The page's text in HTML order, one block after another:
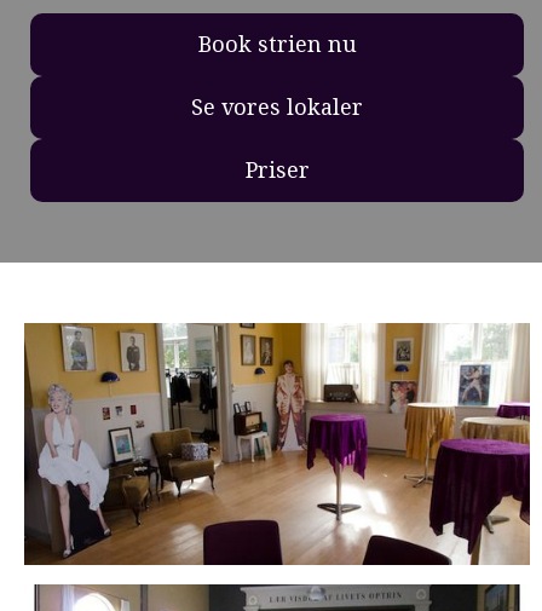
Book strien nu
Se vores lokaler
Priser